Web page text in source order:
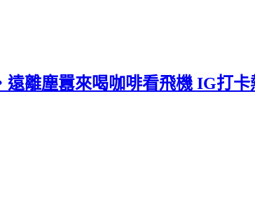
離塵囂來喝咖啡看飛機 IG打